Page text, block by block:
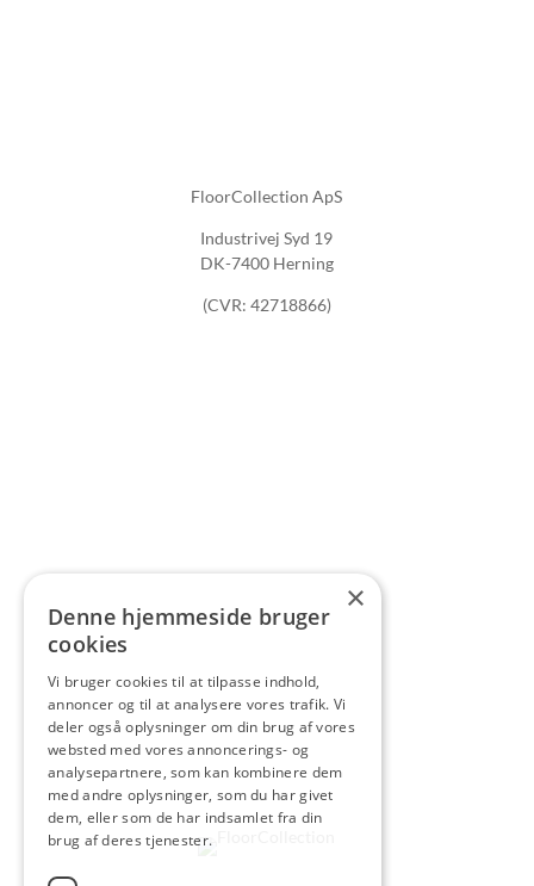
FloorCollection ApS
Industrivej Syd 19
DK-7400 Herning
(CVR: 42718866)
×
Denne hjemmeside bruger
cookies
Vi bruger cookies til at tilpasse indhold,
annoncer og til at analysere vores trafik. Vi
deler også oplysninger om din brug af vores
websted med vores annoncerings- og
analysepartnere, som kan kombinere dem
med andre oplysninger, som du har givet
dem, eller som de har indsamlet fra din
brug af deres tjenester.